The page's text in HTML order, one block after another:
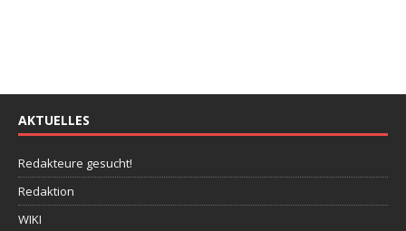
AKTUELLES
Redakteure gesucht!
Redaktion
WIKI